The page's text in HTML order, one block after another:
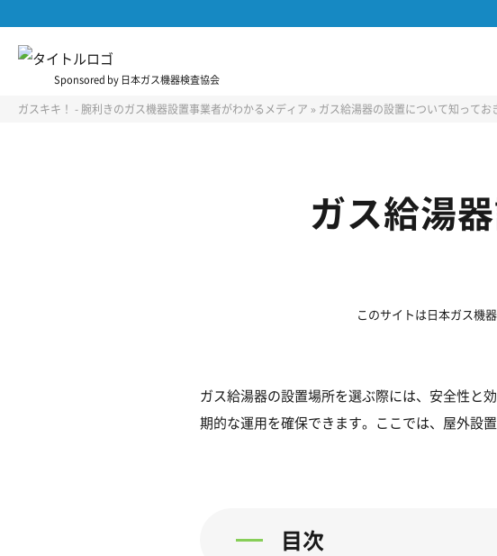
Sponsored by 日本ガス機器検査協会
ガスキキ！ - 腕利きのガス機器設置事業者がわかるメディア » ガス給湯器の設置について知ってお
ガス給湯
このサイトは日本ガス機
ガス給湯器の設置場所を選ぶ際には、安全性と
期的な運用を確保できます。ここでは、屋外設
目次